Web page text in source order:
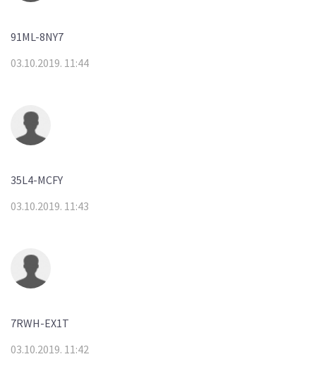
91ML-8NY7
03.10.2019. 11:44
35L4-MCFY
03.10.2019. 11:43
7RWH-EX1T
03.10.2019. 11:42